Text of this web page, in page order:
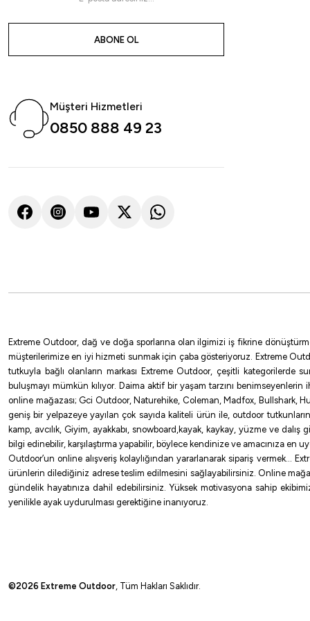
ABONE OL
Müşteri Hizmetleri
0850 888 49 23
Extreme Outdoor, dağ ve doğa sporlarına olan ilgimizi iş fikrine
müşterilerimize en iyi hizmeti sunmak için çaba gösteriyoruz. Extreme
tutkuyla bağlı olanların markası Extreme Outdoor, çeşitli
buluşmayı mümkün kılıyor. Daima aktif bir yaşam tarzını
online mağazası; Gci Outdoor, Naturehike, Coleman, Madfox, Bullshark,
geniş bir yelpazeye yayılan çok sayıda kaliteli ürün ile, outdoor
kamp, avcılık, Giyim, ayakkabı, snowboard,kayak, kaykay, yüzme ve
bilgi edinebilir, karşılaştırma yapabilir, böylece kendinize ve amacınıza
Outdoor’un online alışveriş kolaylığından yararlanarak sipariş vermek…
ürünlerin dilediğiniz adrese teslim edilmesini sağlayabilirsiniz. Online
gündelik hayatınıza dahil edebilirsiniz. Yüksek motivasyona sahip
yenilikle ayak uydurulması gerektiğine inanıyoruz.
©2026 Extreme Outdoor, Tüm Hakları Saklıdır.